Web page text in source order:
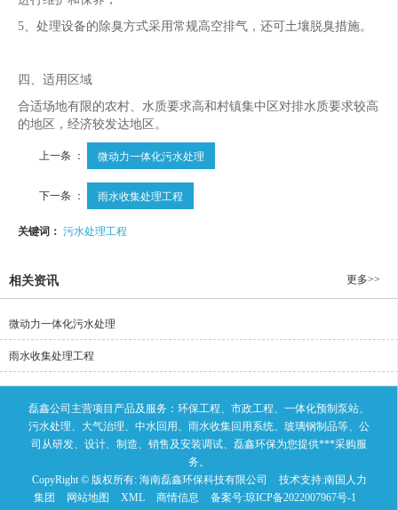
5、处理设备的除臭方式采用常规高空排气，还可土壤脱臭措施。
四、适用区域
合适场地有限的农村、水质要求高和村镇集中区对排水质要求较高
的地区，经济较发达地区。
上一条 ： 微动力一体化污水处理
下一条 ： 雨水收集处理工程
关键词： 污水处理工程
相关资讯 更多>>
微动力一体化污水处理
雨水收集处理工程
磊鑫公司主营项目产品及服务：环保工程、市政工程、一体化预制泵站、
污水处理、大气治理、中水回用、雨水收集回用系统、玻璃钢制品等、公
司从研发、设计、制造、销售及安装调试、磊鑫环保为您提供***采购服
务。
CopyRight © 版权所有: 海南磊鑫环保科技有限公司 技术支持:南国人力
集团
网站地图 XML 商情信息 备案号:琼ICP备2022007967号-1